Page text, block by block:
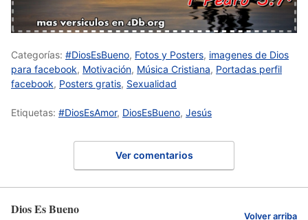
Categorías: #DiosEsBueno, Fotos y Posters, imagenes de Dios
para facebook, Motivación, Música Cristiana, Portadas perfil
facebook, Posters gratis, Sexualidad
Etiquetas: #DiosEsAmor, DiosEsBueno, Jesús
Ver comentarios
Dios Es Bueno Volver arriba